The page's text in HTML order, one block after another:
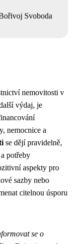
Svoboda
nemovitosti v
výdaj, je
nemocnice a
se dějí pravidelně,
potřeby
aspekty pro
sazby nebo
citelnou úsporu
se o